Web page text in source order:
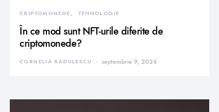
CRIPTOMONEDE TEHNOLOGIE
În ce mod sunt NFT-urile diferite de
criptomonede?
CORNELIA RADULESCU septembrie 9, 2024